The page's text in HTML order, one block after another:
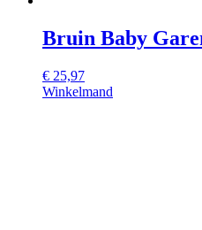
Bruin Baby
€ 25,97
Winkelmand